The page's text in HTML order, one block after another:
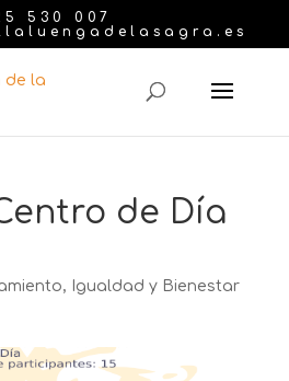
530 007
de Día
,
Igualdad y Bienestar